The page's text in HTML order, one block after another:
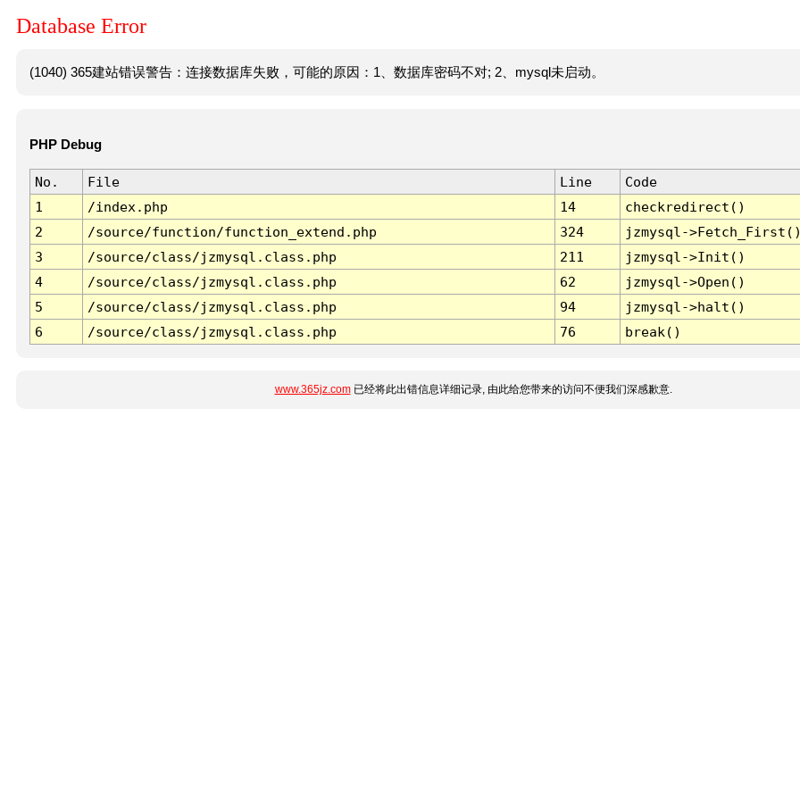
Database Error
(1040) 365建站错误警告：连接数据库失败，可能的原因：1、数据库密码不对; 2、mysql未启动。
PHP Debug
No. File Line
Code
1
/index.php 14
checkredirect()
2
/source/function/function_extend.php 324
jzmysql-
3
/source/class/jzmysql.class.php 211
jzmysql->Init()
4
/source/class/jzmysql.class.php 62
jzmysql->Open()
5
/source/class/jzmysql.class.php 94
jzmysql->halt()
6
/source/class/jzmysql.class.php 76 break()
www.365jz.com已经将此出错信息详细记录, 由此给您带来的访问不便我们深感歉意.